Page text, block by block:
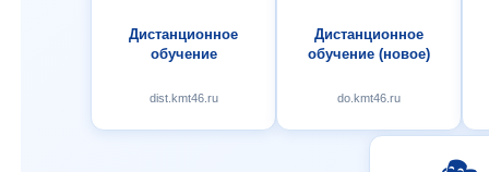
Дистанционное
обучение
dist.kmt46.ru
Дистанционное
обучение (новое)
do.kmt46.ru